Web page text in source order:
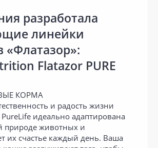
разработала
линейки
«Флатазор»:
Flatazor PURE
КОРМА
и радость жизни
идеально адаптирована
природе животных и
их счастье каждый день. Ваша